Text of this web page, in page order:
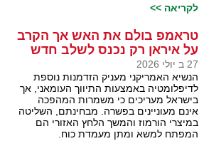
לקריאה >>
טראמפ בולם את האש אך הקרב
על איראן רק נכנס לשלב חדש
27 ב יולי 2026
הנשיא האמריקני מעניק הזדמנות נוספת
לדיפלומטיה באמצעות התיווך העומאני, אך
בישראל מעריכים כי משמרות המהפכה
אינם מעוניינים בפשרה. מבחינתם, השליטה
במיצרי הורמוז והמשך הלחץ האזורי הם
המפתח למשא ומתן מעמדת כוח.